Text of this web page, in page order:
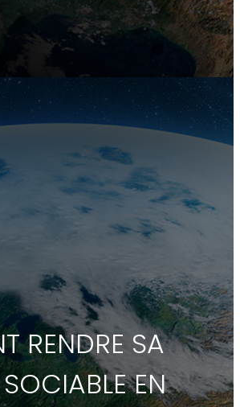
RENDRE SA
EN